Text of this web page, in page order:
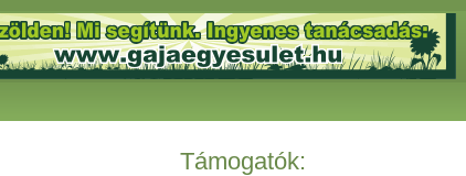
Támogatók: